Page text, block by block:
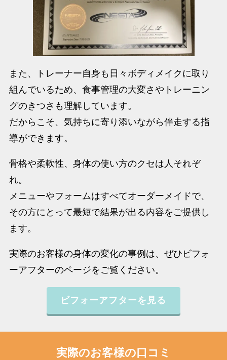
また、トレーナー自身も日々ボディメイクに取り
組んでいるため、食事管理の大変さやトレーニン
グのきつさも理解しています。
だからこそ、気持ちに寄り添いながら伴走する指
導ができます。
骨格や柔軟性、身体の使い方のクセは人それぞ
れ。
メニューやフォームはすべてオーダーメイドで、
その方にとって最短で結果が出る内容をご提供し
ます。
実際のお客様の身体の変化の事例は、ぜひビフォ
ーアフターのページをご覧ください。
ビフォーアフターを見る
実際のお客様の口コミ